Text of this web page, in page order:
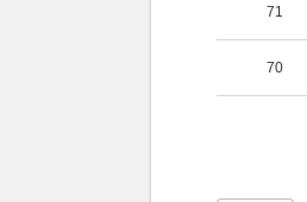
71
70